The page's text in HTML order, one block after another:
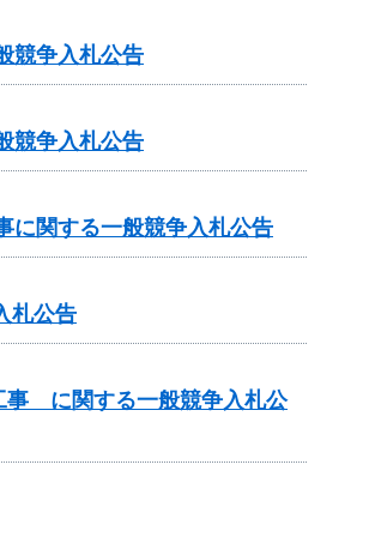
競争入札公告
競争入札公告
に関する一般競争入札公告
札公告
事 に関する一般競争入札公